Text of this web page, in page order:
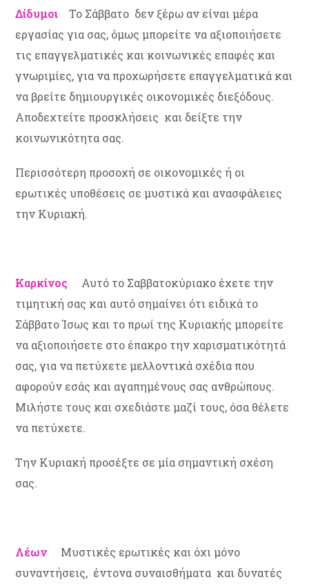
Δίδυμοι
Το Σάββατο δεν ξέρω αν είναι μέρα
εργασίας για σας, όμως μπορείτε να αξιοποιήσετε
τις επαγγελματικές και κοινωνικές επαφές και
γνωριμίες, για να προχωρήσετε επαγγελματικά και
να βρείτε δημιουργικές οικονομικές διεξόδους.
Αποδεχτείτε προσκλήσεις και δείξτε την
κοινωνικότητα σας.
Περισσότερη προσοχή σε οικονομικές ή οι
ερωτικές υποθέσεις σε μυστικά και ανασφάλειες
την Κυριακή.
Καρκίνος Αυτό το Σαββατοκύριακο έχετε την
τιμητική σας και αυτό σημαίνει ότι ειδικά το
Σάββατο Ίσως και το πρωί της Κυριακής μπορείτε
να αξιοποιήσετε στο έπακρο την χαρισματικότητά
σας, για να πετύχετε μελλοντικά σχέδια που
αφορούν εσάς και αγαπημένους σας ανθρώπους.
Μιλήστε τους και σχεδιάστε μαζί τους, όσα θέλετε
να πετύχετε.
Την Κυριακή προσέξτε σε μία σημαντική σχέση
σας.
Λέων
Μυστικές ερωτικές και όχι μόνο
συναντήσεις, έντονα συναισθήματα και δυνατές